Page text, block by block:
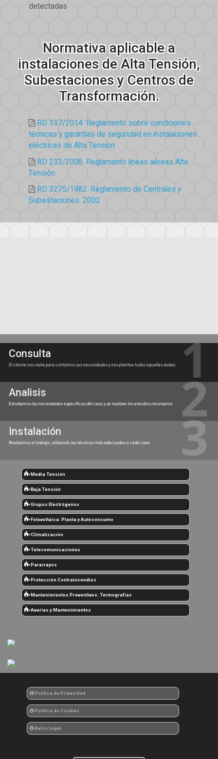
detectadas
Normativa aplicable a
instalaciones de Alta Tensión,
Subestaciones y Centros de
Transformación.
RD 337/2014. Reglamento sobre condiciones
técnicas y garantías de seguridad en instalaciones
eléctricas de Alta Tensión
RD 233/2008. Reglamento líneas aéreas Alta
Tensión
RD 3275/1982. Reglamento de Centrales y
Subestaciones. 2002
Consulta
El cliente nos visita para contarnos sus necesidades y nos plantea todas aquellas dudas.
Analisis
Estudiamos las necesidades específicas del caso y se realizan los estudios necesarios.
Instalación
Realizamos el trabajo, utilizando las técnicas más adecuadas a cada caso.
Media Tensión
Baja Tensión
Grupos Electrógenos
Fotovoltaica: Planta y Autoconsumo
Climatización
Telecomunicaciones
Pararrayos
Protección Contraincendios
Mantenimientos Preventivos: Termografías
Averías y Mantenimientos
Política de Privacidad
Política de Cookies
Aviso Legal